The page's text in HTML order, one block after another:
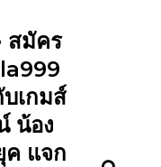
สมัคร
เกมส์
น้อง
ค แจก